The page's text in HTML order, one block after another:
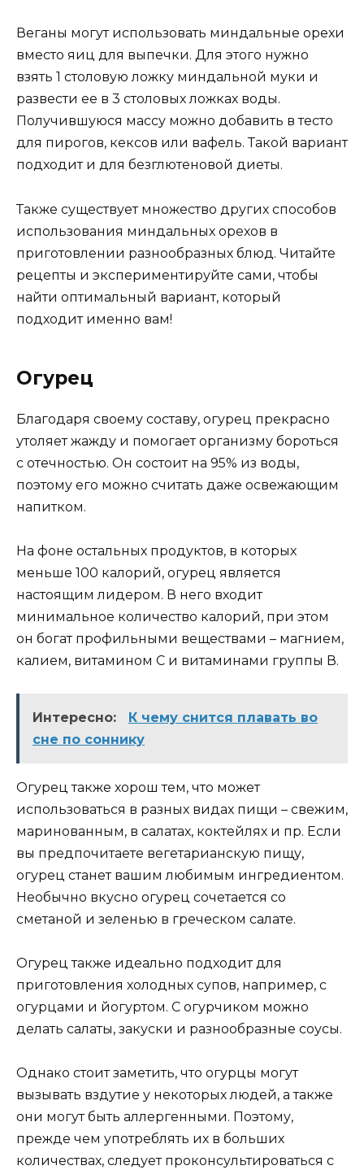
Веганы могут использовать миндальные орехи
вместо яиц для выпечки. Для этого нужно
взять 1 столовую ложку миндальной муки и
развести ее в 3 столовых ложках воды.
Получившуюся массу можно добавить в тесто
для пирогов, кексов или вафель. Такой вариант
подходит и для безглютеновой диеты.
Также существует множество других способов
использования миндальных орехов в
приготовлении разнообразных блюд. Читайте
рецепты и экспериментируйте сами, чтобы
найти оптимальный вариант, который
подходит именно вам!
Огурец
Благодаря своему составу, огурец прекрасно
утоляет жажду и помогает организму бороться
с отечностью. Он состоит на 95% из воды,
поэтому его можно считать даже освежающим
напитком.
На фоне остальных продуктов, в которых
меньше 100 калорий, огурец является
настоящим лидером. В него входит
минимальное количество калорий, при этом
он богат профильными веществами – магнием,
калием, витамином С и витаминами группы В.
Интересно:
К чему снится плавать во
сне по соннику
Огурец также хорош тем, что может
использоваться в разных видах пищи – свежим,
маринованным, в салатах, коктейлях и пр. Если
вы предпочитаете вегетарианскую пищу,
огурец станет вашим любимым ингредиентом.
Необычно вкусно огурец сочетается со
сметаной и зеленью в греческом салате.
Огурец также идеально подходит для
приготовления холодных супов, например, с
огурцами и йогуртом. С огурчиком можно
делать салаты, закуски и разнообразные соусы.
Однако стоит заметить, что огурцы могут
вызывать вздутие у некоторых людей, а также
они могут быть аллергенными. Поэтому,
прежде чем употреблять их в больших
количествах, следует проконсультироваться с